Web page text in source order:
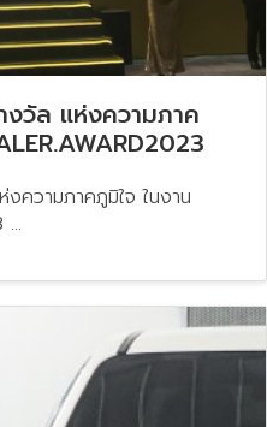
งวัล แห่งความภาค
ความภาคภูมิใจ ในงาน​
...